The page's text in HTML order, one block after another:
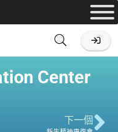
Center
下一個